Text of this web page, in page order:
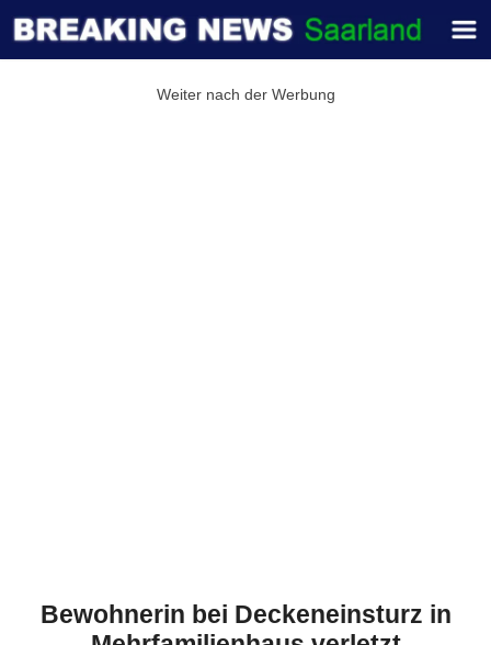
Weiter nach der Werbung
Bewohnerin bei Deckeneinsturz in